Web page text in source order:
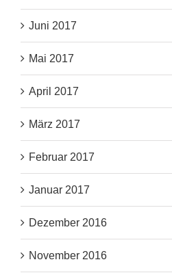
Juni 2017
Mai 2017
April 2017
März 2017
Februar 2017
Januar 2017
Dezember 2016
November 2016